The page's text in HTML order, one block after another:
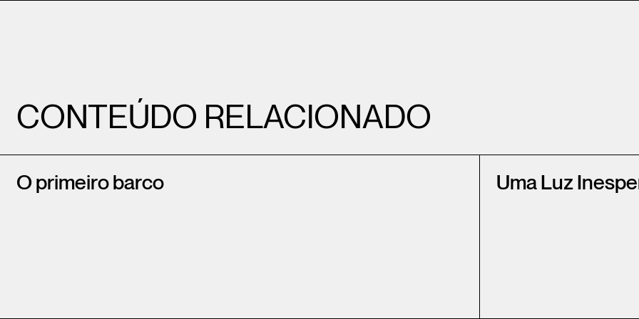
CONTEÚDO RELACIONADO
O primeiro barco Uma Luz